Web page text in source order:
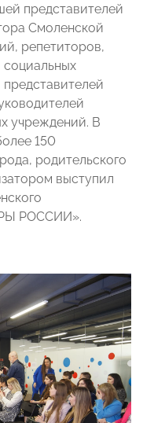
представителей
Смоленской
репетиторов,
социальных
учреждений. В
150
родительского
выступил
РОССИИ».